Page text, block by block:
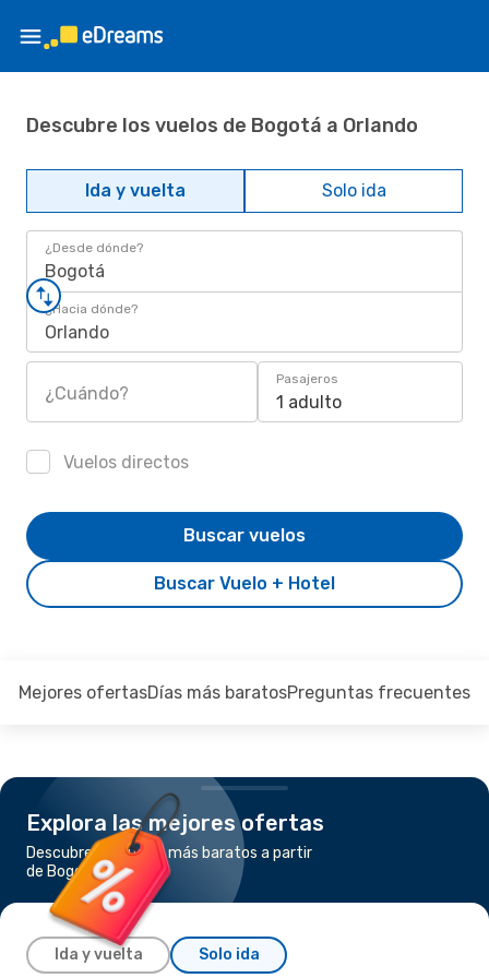
Descubre los vuelos de Bogotá a Orlando
Ida y vuelta Solo ida
¿Desde dónde?
Bogotá
¿Hacia dónde?
Orlando
¿Cuándo?
Pasajeros
1 adulto
Vuelos directos
Buscar Vuelo + Hotel
Buscar vuelos
Mejores ofertasDías más baratosPreguntas frecuentes
Explora las mejores ofertas
Descubre los vuelos más baratos a partir
de Bogotá a Orlando
Ida y vuelta Solo ida